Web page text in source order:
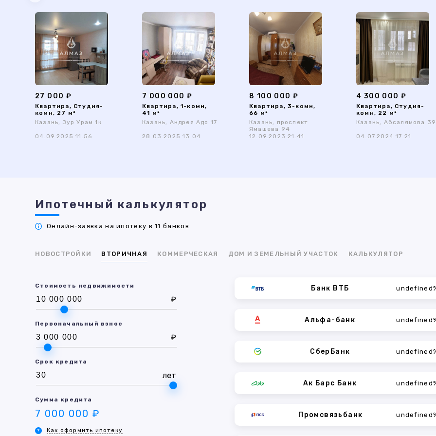
27 000 ₽
Квартира, Студия-
комн, 27 м²
Казань, Зур Урам 1к
04.09.2025 11:56
7 000 000 ₽
Квартира, 1-комн,
41 м²
Казань, Андрея Адо 17
28.03.2025 13:04
8 100 000 ₽
Квартира, 3-комн,
66 м²
Казань, проспект
Ямашева 94
12.09.2023 21:41
4 300 000 ₽
Квартира, Студия-
комн, 22 м²
Казань, Абсалямова 39
04.07.2024 17:21
Ипотечный калькулятор
Онлайн-заявка на ипотеку в 11 банков
НОВОСТРОЙКИ ВТОРИЧНАЯ КОММЕРЧЕСКАЯ ДОМ И ЗЕМЕЛЬНЫЙ УЧАСТОК КАЛЬКУЛЯТОР
Стоимость недвижимости
₽
Первоначальный взнос
₽
Срок кредита
лет
Сумма кредита
7 000 000 ₽
Как оформить ипотеку
Банк ВТБ
Альфа-банк
СберБанк
Ак Барс Банк
Промсвязьбанк